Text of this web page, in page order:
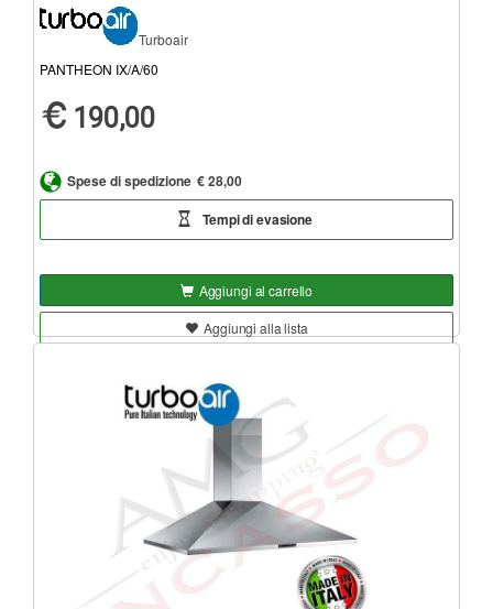
Turboair
PANTHEON IX/A/60
190,00
Spese di spedizione € 28,00
Tempi di evasione
Aggiungi al carrello
Aggiungi alla lista